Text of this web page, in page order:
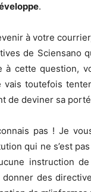
.
à votre
de Sciensano
à cette question,
vais toutefois
de deviner sa
pas ! Je
qui ne s’est
instruction
des